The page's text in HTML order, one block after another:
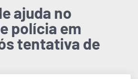
ajuda no
polícia em
tentativa de